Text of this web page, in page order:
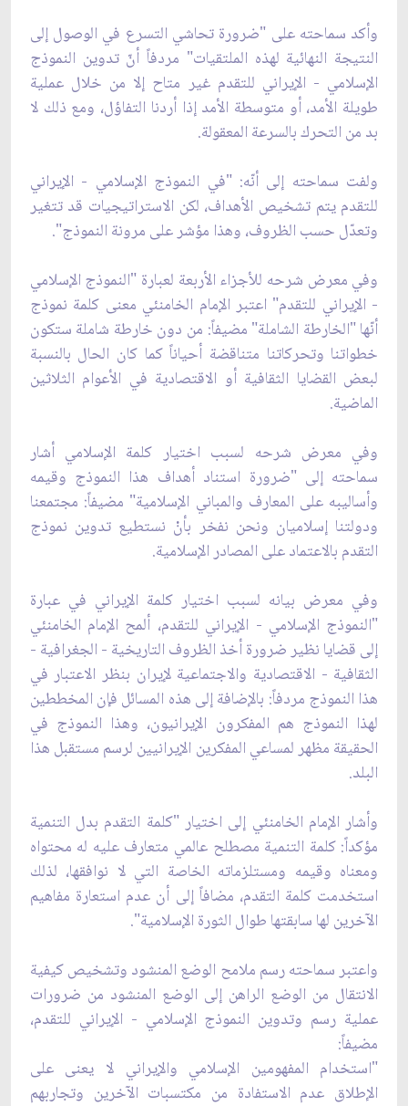
وأكد سماحته على "ضرورة تحاشي التسرع في الوصول إلى
النتيجة النهائية لهذه الملتقيات" مردفاً أنّ تدوين النموذج
الإسلامي - الإيراني للتقدم غير متاح إلا من خلال عملية
طويلة الأمد، أو متوسطة الأمد إذا أردنا التفاؤل، ومع ذلك لا
بد من التحرك بالسرعة المعقولة.
ولفت سماحته إلى أنّه: "في النموذج الإسلامي - الإيراني
للتقدم يتم تشخيص الأهداف، لكن الاستراتيجيات قد تتغير
وتعدّل حسب الظروف، وهذا مؤشر على مرونة النموذج".
وفي معرض شرحه للأجزاء الأربعة لعبارة "النموذج الإسلامي
- الإيراني للتقدم" اعتبر الإمام الخامنئي معنى كلمة نموذج
أنّها "الخارطة الشاملة" مضيفاً: من دون خارطة شاملة ستكون
خطواتنا وتحركاتنا متناقضة أحياناً كما كان الحال بالنسبة
لبعض القضايا الثقافية أو الاقتصادية في الأعوام الثلاثين
الماضية.
وفي معرض شرحه لسبب اختيار كلمة الإسلامي أشار
سماحته إلى "ضرورة استناد أهداف هذا النموذج وقيمه
وأساليبه على المعارف والمباني الإسلامية" مضيفاً: مجتمعنا
ودولتنا إسلاميان ونحن نفخر بأنْ نستطيع تدوين نموذج
التقدم بالاعتماد على المصادر الإسلامية.
وفي معرض بيانه لسبب اختيار كلمة الإيراني في عبارة
"النموذج الإسلامي - الإيراني للتقدم، ألمح الإمام الخامنئي
إلى قضايا نظير ضرورة أخذ الظروف التاريخية - الجغرافية -
الثقافية - الاقتصادية والاجتماعية لإيران بنظر الاعتبار في
هذا النموذج مردفاً: بالإضافة إلى هذه المسائل فإن المخططين
لهذا النموذج هم المفكرون الإيرانيون، وهذا النموذج في
الحقيقة مظهر لمساعي المفكرين الإيرانيين لرسم مستقبل هذا
البلد.
وأشار الإمام الخامنئي إلى‌ اختيار "كلمة التقدم بدل التنمية
مؤكداً: كلمة‌ التنمية مصطلح عالمي متعارف عليه له محتواه
ومعناه وقيمه ومستلزماته الخاصة التي لا نوافقها، لذلك
استخدمت كلمة التقدم، مضافاً إلى أن عدم استعارة مفاهيم
الآخرين لها سابقتها طوال الثورة الإسلامية".
واعتبر سماحته رسم ملامح الوضع المنشود وتشخيص كيفية
الانتقال من الوضع الراهن إلى الوضع المنشود من ضرورات
عملية رسم وتدوين النموذج الإسلامي - الإيراني للتقدم،
مضيفاً:
"استخدام المفهومين الإسلامي والإيراني لا يعنى على
الإطلاق عدم الاستفادة من مكتسبات الآخرين وتجاربهم